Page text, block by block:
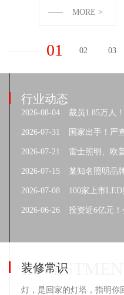
01 02 03
MORE >
行业动态
2026-08-04 裁员1.85万人
2026-07-31 国家出手！严查灯
2026-07-21 雷士照明、欧普照明、
2026-07-15 某知名照明品
2026-07-08 100家上市
2026-06-26 投资近6亿元！公
装修常识
INVESTMENT
灯，是回家的灯塔，指明你